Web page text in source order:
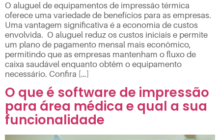
O aluguel de equipamentos de impressão térmica
oferece uma variedade de benefícios para as empresas.
Uma vantagem significativa é a economia de custos
envolvida. O aluguel reduz os custos iniciais e permite
um plano de pagamento mensal mais econômico,
permitindo que as empresas mantenham o fluxo de
caixa saudável enquanto obtêm o equipamento
necessário. Confira […]
O que é software de impressão
para área médica e qual a sua
funcionalidade